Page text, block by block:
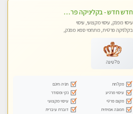
חדש חדש - בקליניקה פרטית בבת ים עיסוי לחידוש אנרגיות עיסוי חלומי מומלץ מאוד !
עיסוי מפנק, עיסוי מקצועי, עיסוי
בקלניקה פרטית, מתחמי ספא מפנק,
פלטינה
מקלחת
חניה חינם
עיסוי מרגיע
נקי ומסודר
מקום פרטי
עיסוי מקצועי
תמונה אמיתית
דוברת עיברית